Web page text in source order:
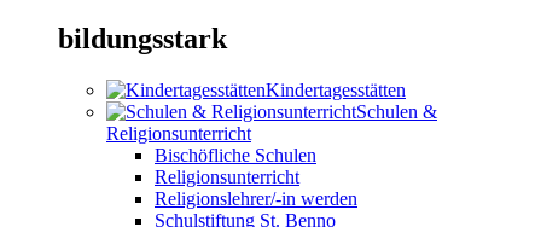
bildungsstark
Kindertagesstätten
Schulen &
Religionsunterricht
Bischöfliche Schulen
Religionsunterricht
Religionslehrer/-in werden
Schulstiftung St. Benno